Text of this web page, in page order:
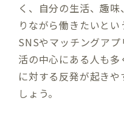
く、自分の生活、趣
りながら働きたいとい
SNSやマッチングア
活の中心にある人も
に対する反発が起き
しょう。